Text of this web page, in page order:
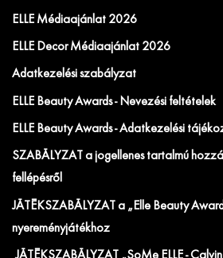
ELLE Médiaajánlat 2026
ELLE Decor Médiaajánlat 2026
Adatkezelési szabályzat
ELLE Beauty Awards - Nevezési feltételek
ELLE Beauty Awards - Adatkezelési
SZABÁLYZAT a jogellenes tartalmú
fellépésről
JÁTÉKSZABÁLYZAT a „Elle Beauty
nyereményjátékhoz